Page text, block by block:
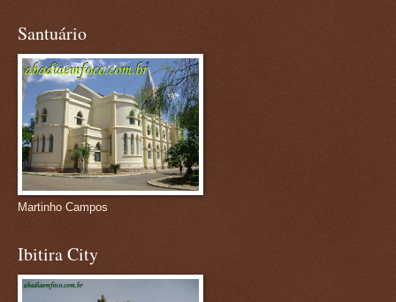
Santuário
Martinho Campos
Ibitira City